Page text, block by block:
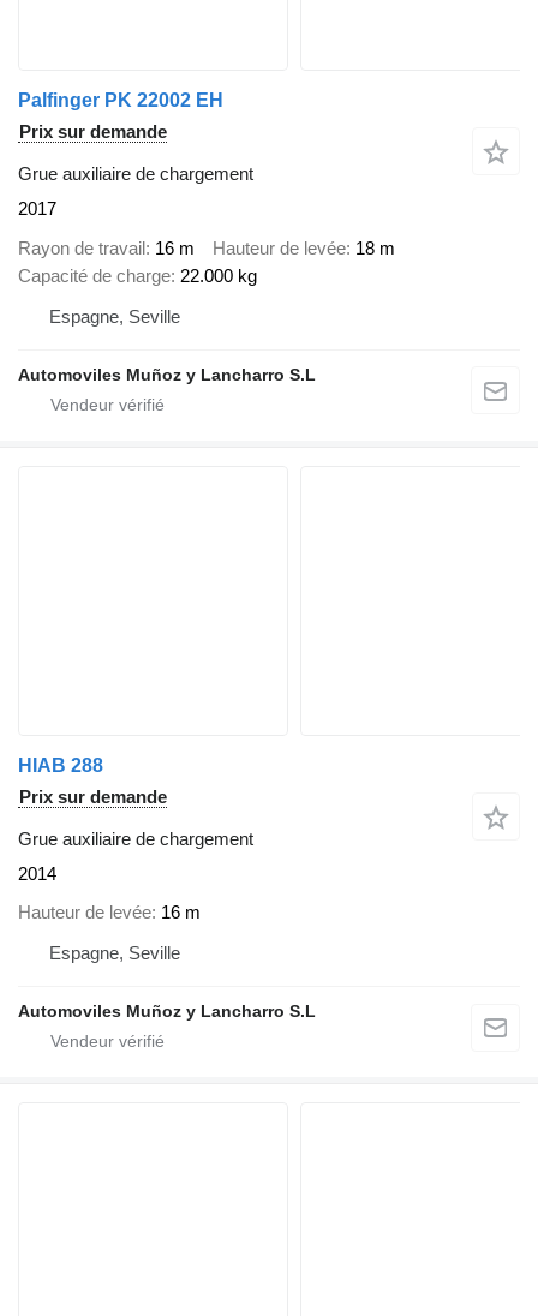
Palfinger PK 22002 EH
Prix sur demande
Grue auxiliaire de chargement
2017
Rayon de travail 16 m Hauteur de levée 18 m
Capacité de charge 22.000 kg
Espagne, Seville
Automoviles Muñoz y Lancharro S.L
HIAB 288
Prix sur demande
Grue auxiliaire de chargement
2014
Hauteur de levée 16 m
Espagne, Seville
Automoviles Muñoz y Lancharro S.L